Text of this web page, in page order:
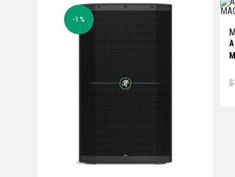
-1%
$